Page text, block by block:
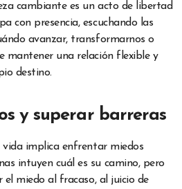
cambiante es un acto de libertad
con presencia, escuchando las
avanzar, transformarnos o
mantener una relación flexible y
destino.
y superar barreras
implica enfrentar miedos
intuyen cuál es su camino, pero
el miedo al fracaso, al juicio de